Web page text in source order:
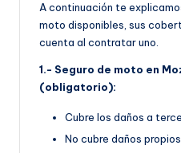
A continuación te
moto disponibles, sus
cuenta al contratar uno.
1.- Seguro de moto en
(obligatorio):
Cubre los daños a
No cubre daños